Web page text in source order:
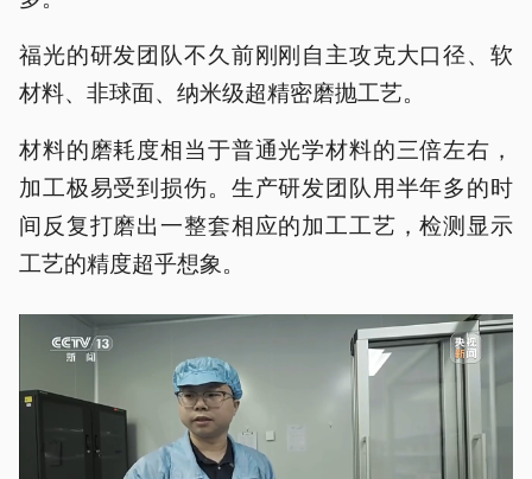
福光的研发团队不久前刚刚自主攻克大口径、软
材料、非球面、纳米级超精密磨抛工艺。
材料的磨耗度相当于普通光学材料的三倍左右，
加工极易受到损伤。生产研发团队用半年多的时
间反复打磨出一整套相应的加工工艺，检测显示
工艺的精度超乎想象。